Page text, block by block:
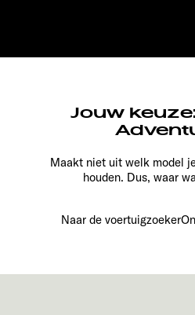
Jouw
Maakt niet uit welk model
houden. Dus, waar
Naar de voertuigzoeker